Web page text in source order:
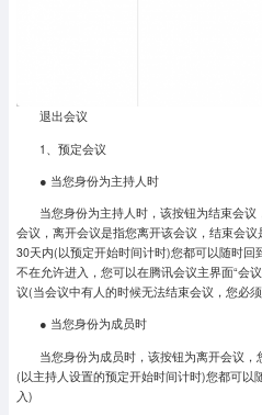
退出会议
1、预定会议
● 当您身份为主持人时
当您身份为主持人时，该按钮为结束会
会议，离开会议是指您离开该会议，结束会
30天内(以预定开始时间计时)您都可以随时
不在允许进入，您可以在腾讯会议主界面“会
议(当会议中有人的时候无法结束会议，您必
● 当您身份为成员时
当您身份为成员时，该按钮为离开会议
(以主持人设置的预定开始时间计时)您都可以
入)